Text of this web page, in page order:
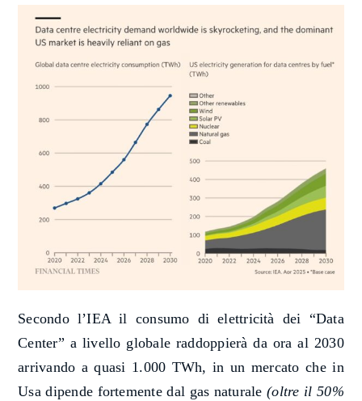
Secondo l’IEA il consumo di elettricità dei “Data
Center” a livello globale raddoppierà da ora al 2030
arrivando a quasi 1.000 TWh, in un mercato che in
Usa dipende fortemente dal gas naturale(oltre il 50%